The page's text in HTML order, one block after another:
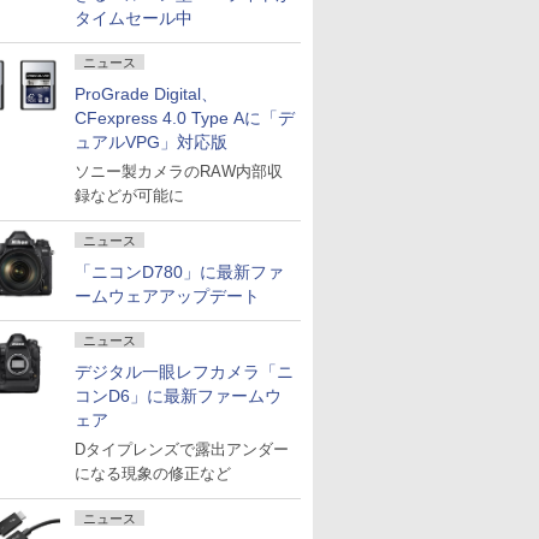
タイムセール中
ニュース
ProGrade Digital、
CFexpress 4.0 Type Aに「デ
ュアルVPG」対応版
ソニー製カメラのRAW内部収
録などが可能に
ニュース
「ニコンD780」に最新ファ
ームウェアアップデート
ニュース
デジタル一眼レフカメラ「ニ
コンD6」に最新ファームウ
ェア
Dタイプレンズで露出アンダー
になる現象の修正など
ニュース